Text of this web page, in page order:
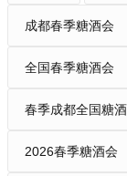
武汉立萌贸易
常州市玉蓉阳
西安泰明食品
北京余氏福翔
成都春季糖酒会
全国春季糖酒会
春季成都全国糖
2026春季糖酒会